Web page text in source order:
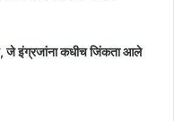
जे इंग्रजांना कधीच जिंकता आले